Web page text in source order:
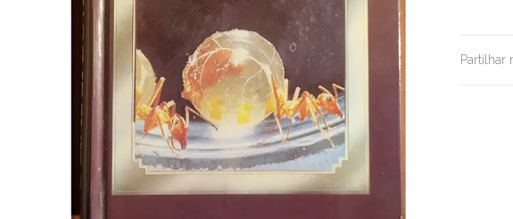
Partilhar